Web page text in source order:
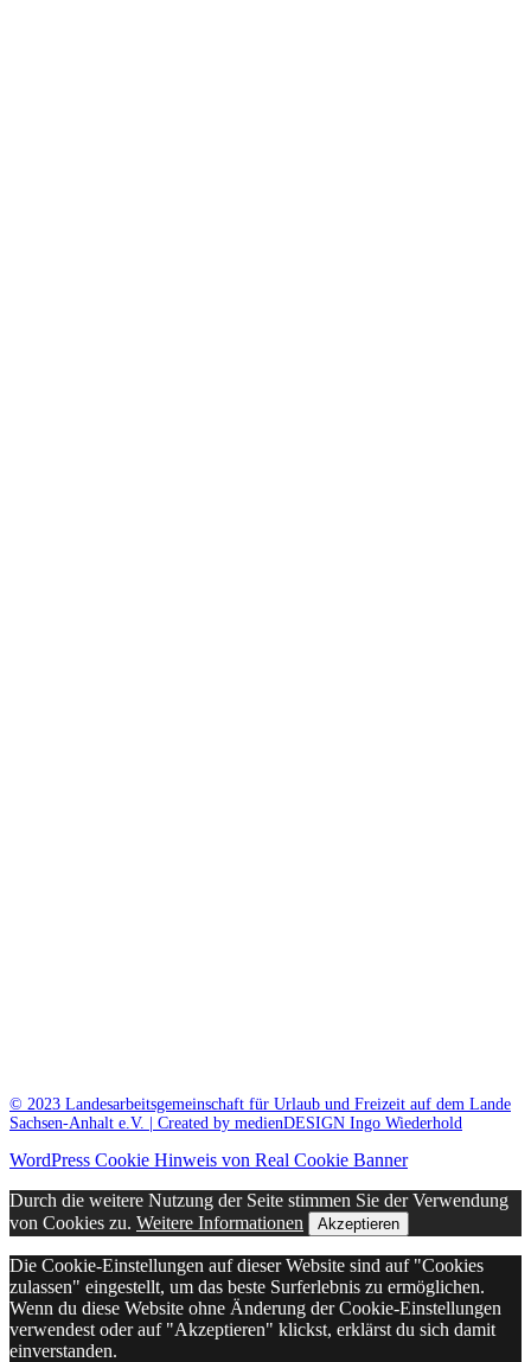
© 2023 Landesarbeitsgemeinschaft für Urlaub und Freizeit auf dem Lande
Sachsen-Anhalt e.V. | Created by medienDESIGN Ingo Wiederhold
WordPress Cookie Hinweis von Real Cookie Banner
Durch die weitere Nutzung der Seite stimmen Sie der Verwendung
von Cookies zu. Weitere Informationen Akzeptieren
Die Cookie-Einstellungen auf dieser Website sind auf "Cookies
zulassen" eingestellt, um das beste Surferlebnis zu ermöglichen.
Wenn du diese Website ohne Änderung der Cookie-Einstellungen
verwendest oder auf "Akzeptieren" klickst, erklärst du sich damit
einverstanden.